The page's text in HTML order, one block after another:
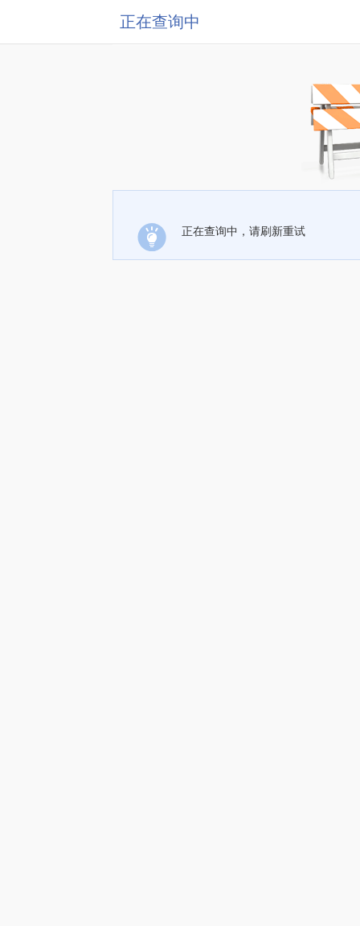
正在查询中
正在查询中，请刷新重试